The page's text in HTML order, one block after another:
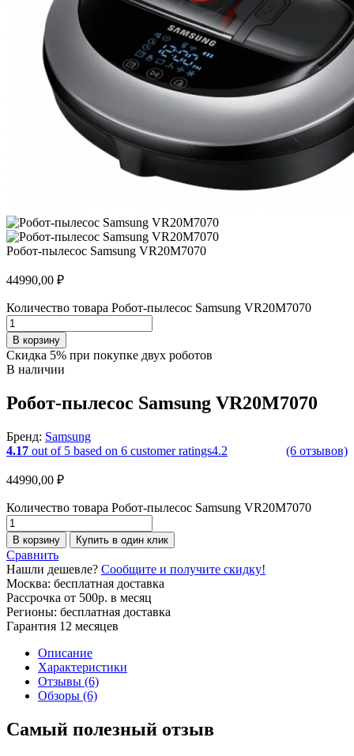
Робот-пылесос Samsung VR20M7070
44990,00 ₽
Количество товара Робот-пылесос Samsung VR20M7070
В корзину
Скидка 5% при покупке двух роботов
В наличии
Робот-пылесос Samsung VR20M7070
Бренд: Samsung
4.17 out of 5 based on 6 customer ratings4.2 (6 отзывов)
44990,00 ₽
Количество товара Робот-пылесос Samsung VR20M7070
В корзину Купить в один клик
Сравнить
Нашли дешевле? Сообщите и получите скидку!
Москва: бесплатная доставка
Рассрочка от 500р. в месяц
Регионы: бесплатная доставка
Гарантия 12 месяцев
Описание
Характеристики
Отзывы (6)
Обзоры (6)
Самый полезный отзыв